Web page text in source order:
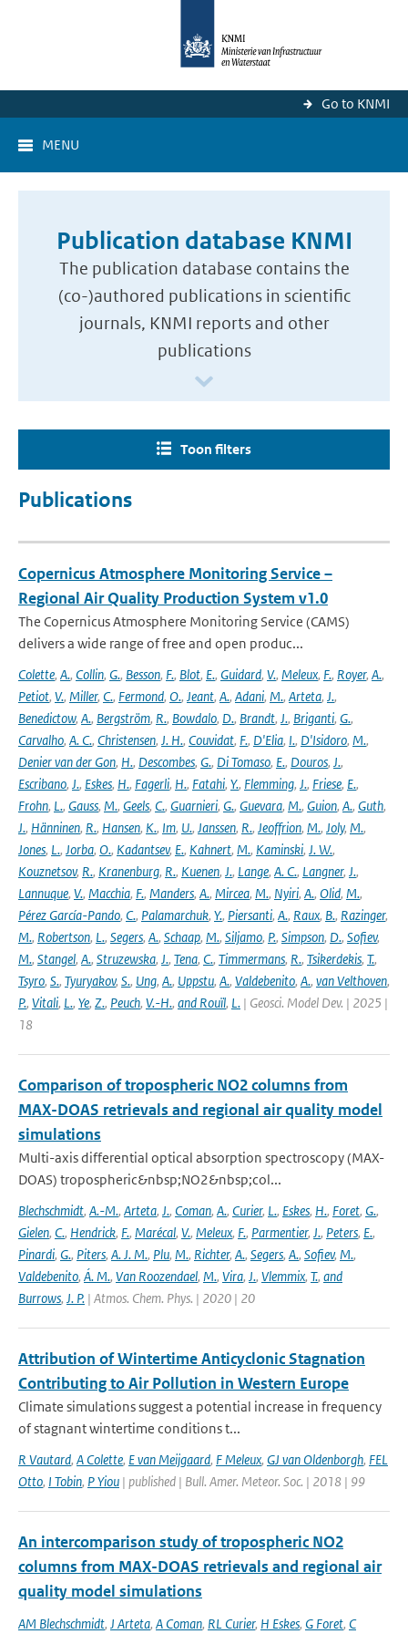
Go to KNMI
MENU
Publication database KNMI
The publication database contains the
(co-)authored publications in scientific
journals, KNMI reports and other
publications
Toon filters
Publications
Copernicus Atmosphere Monitoring Service –
Regional Air Quality Production System v1.0
The Copernicus Atmosphere Monitoring Service (CAMS)
delivers a wide range of free and open produc...
Colette, A., Collin, G., Besson, F., Blot, E., Guidard, V., Meleux, F., Royer, A.,
Petiot, V., Miller, C., Fermond, O., Jeant, A., Adani, M., Arteta, J.,
Benedictow, A., Bergström, R., Bowdalo, D., Brandt, J., Briganti, G.,
Carvalho, A. C., Christensen, J. H., Couvidat, F., D'Elia, I., D'Isidoro, M.,
Denier van der Gon, H., Descombes, G., Di Tomaso, E., Douros, J.,
Escribano, J., Eskes, H., Fagerli, H., Fatahi, Y., Flemming, J., Friese, E.,
Frohn, L., Gauss, M., Geels, C., Guarnieri, G., Guevara, M., Guion, A., Guth,
J., Hänninen, R., Hansen, K., Im, U., Janssen, R., Jeoffrion, M., Joly, M.,
Jones, L., Jorba, O., Kadantsev, E., Kahnert, M., Kaminski, J. W.,
Kouznetsov, R., Kranenburg, R., Kuenen, J., Lange, A. C., Langner, J.,
Lannuque, V., Macchia, F., Manders, A., Mircea, M., Nyiri, A., Olid, M.,
Pérez García-Pando, C., Palamarchuk, Y., Piersanti, A., Raux, B., Razinger,
M., Robertson, L., Segers, A., Schaap, M., Siljamo, P., Simpson, D., Sofiev,
M., Stangel, A., Struzewska, J., Tena, C., Timmermans, R., Tsikerdekis, T.,
Tsyro, S., Tyuryakov, S., Ung, A., Uppstu, A., Valdebenito, A., van Velthoven,
P., Vitali, L., Ye, Z., Peuch, V.-H., and Rouïl, L. | Geosci. Model Dev. | 2025 |
18
Comparison of tropospheric NO2 columns from
MAX-DOAS retrievals and regional air quality model
simulations
Multi-axis differential optical absorption spectroscopy (MAX-
DOAS) tropospheric&nbsp;NO2&nbsp;col...
Blechschmidt, A.-M., Arteta, J., Coman, A., Curier, L., Eskes, H., Foret, G.,
Gielen, C., Hendrick, F., Marécal, V., Meleux, F., Parmentier, J., Peters, E.,
Pinardi, G., Piters, A. J. M., Plu, M., Richter, A., Segers, A., Sofiev, M.,
Valdebenito, Á. M., Van Roozendael, M., Vira, J., Vlemmix, T., and
Burrows, J. P. | Atmos. Chem. Phys. | 2020 | 20
Attribution of Wintertime Anticyclonic Stagnation
Contributing to Air Pollution in Western Europe
Climate simulations suggest a potential increase in frequency
of stagnant wintertime conditions t...
R Vautard, A Colette, E van Meijgaard, F Meleux, GJ van Oldenborgh, FEL
Otto, I Tobin, P Yiou | published | Bull. Amer. Meteor. Soc. | 2018 | 99
An intercomparison study of tropospheric NO2
columns from MAX-DOAS retrievals and regional air
quality model simulations
AM Blechschmidt, J Arteta, A Coman, RL Curier, H Eskes, G Foret, C